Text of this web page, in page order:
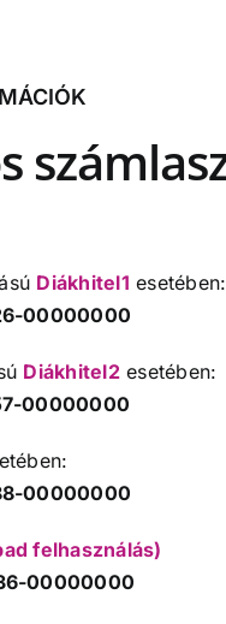
Diákhitel1 esetében:
00000000
Diákhitel2esetében:
00000000
00000000
felhasználás)
00000000